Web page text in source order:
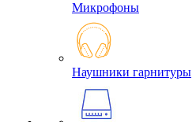
Микрофоны
Наушники гарнитуры